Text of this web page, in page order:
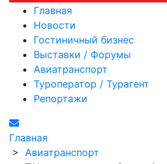
Главная
Новости
Гостиничный бизнес
Выставки / Форумы
Авиатранспорт
Туроператор / Турагент
Репортажи
Главная
> Авиатранспорт